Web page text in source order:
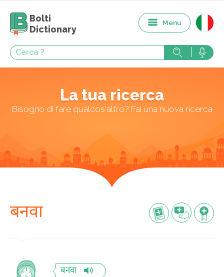
Bolti
Dictionary
Menu
La tua ricerca
Bisogno di fare qualcos'altro? Fai una nuova ricerca
बनवा
बनवा